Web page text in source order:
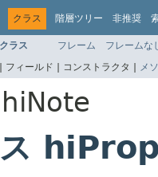
クラス 階層ツリー 非推奨
ラス フレーム フレームな
フィールド | コンストラクタ | メ
ス